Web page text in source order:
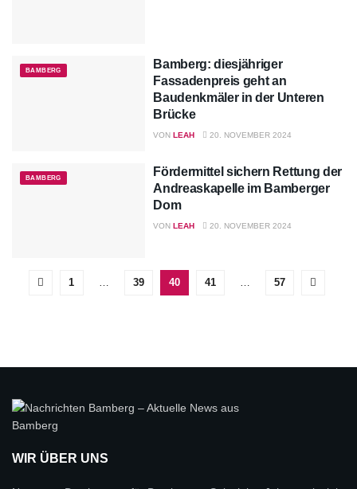
BAMBERG
Bamberg: diesjähriger
Fassadenpreis geht an
Baudenkmäler in der Unteren
Brücke
VON LEAH 20. NOVEMBER 2024
BAMBERG
Fördermittel sichern Rettung der
Andreaskapelle im Bamberger
Dom
VON LEAH 20. NOVEMBER 2024
1 … 39 40 41 … 57
WIR ÜBER UNS